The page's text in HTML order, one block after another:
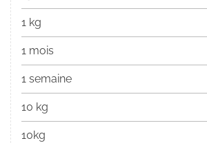
1 kg
1 mois
1 semaine
10 kg
10kg